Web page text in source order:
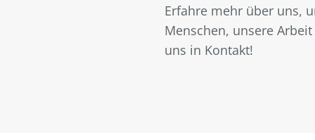
Erfahre mehr über uns,
Menschen, unsere
uns in Kontakt!